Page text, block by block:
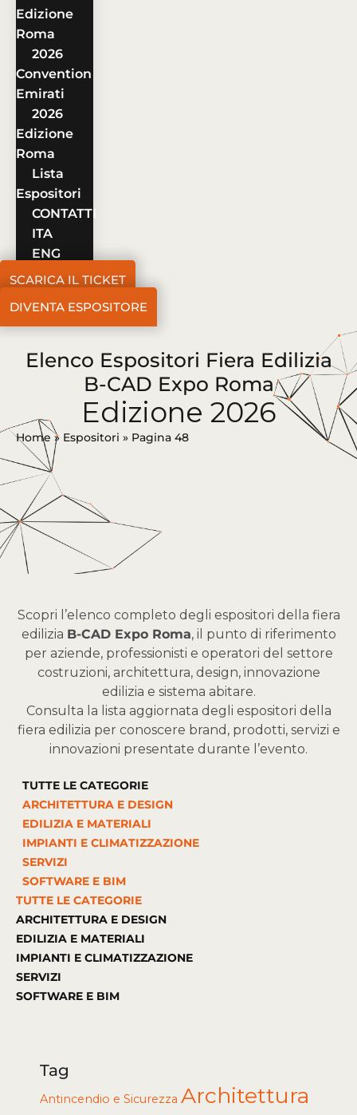
Edizione
Roma
2026
Convention
Emirati
2026
Edizione
Roma
Lista
Espositori
CONTATTI
ITA
ENG
SCARICA IL TICKET
DIVENTA ESPOSITORE
Elenco Espositori Fiera Edilizia
B-CAD Expo Roma
Edizione 2026
Home» Espositori » Pagina 48
Scopri l’elenco completo degli espositori della fiera
edilizia B-CAD Expo Roma, il punto di riferimento
per aziende, professionisti e operatori del settore
costruzioni, architettura, design, innovazione
edilizia e sistema abitare.
Consulta la lista aggiornata degli espositori della
fiera edilizia per conoscere brand, prodotti, servizi e
innovazioni presentate durante l’evento.
TUTTE LE CATEGORIE
ARCHITETTURA E DESIGN
EDILIZIA E MATERIALI
IMPIANTI E CLIMATIZZAZIONE
SERVIZI
SOFTWARE E BIM
TUTTE LE CATEGORIE
ARCHITETTURA E DESIGN
EDILIZIA E MATERIALI
IMPIANTI E CLIMATIZZAZIONE
SERVIZI
SOFTWARE E BIM
Tag
Antincendio e Sicurezza Architettura